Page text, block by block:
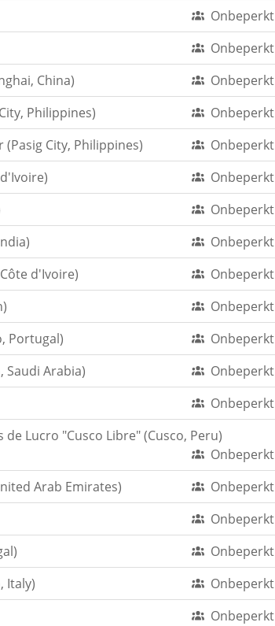
Onbeperkt
Onbeperkt
China)
Onbeperkt
Philippines)
Onbeperkt
(Pasig City, Philippines)
Onbeperkt
Onbeperkt
Onbeperkt
Onbeperkt
d'Ivoire)
Onbeperkt
Onbeperkt
Portugal)
Onbeperkt
Saudi Arabia)
Onbeperkt
Onbeperkt
de Lucro "Cusco Libre" (Cusco, Peru)
Onbeperkt
Arab Emirates)
Onbeperkt
Onbeperkt
Onbeperkt
Italy)
Onbeperkt
Onbeperkt